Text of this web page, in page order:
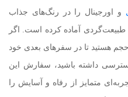
و اورجینال را در رنگ‌های جذاب
طبیعت‌گردی آماده کرده است. اگر
هستید تا در سفرهای بعدی خود
داشته باشید، سفارش این
متمایز از رفاه و آسایش را